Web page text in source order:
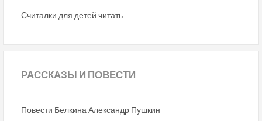
Считалки для детей читать
РАССКАЗЫ И ПОВЕСТИ
Повести Белкина Александр Пушкин